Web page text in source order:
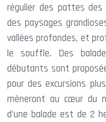
régulier des pattes des
des paysages
vallées profondes, et
le souffle. Des
débutants sont
pour des excursions
mèneront au cœur du
d’une balade est de 2